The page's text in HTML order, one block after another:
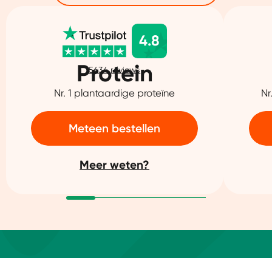
4.8
5634 reviews
Protein
Nr. 1 plantaardige proteïne
Meteen bestellen
Meer weten?